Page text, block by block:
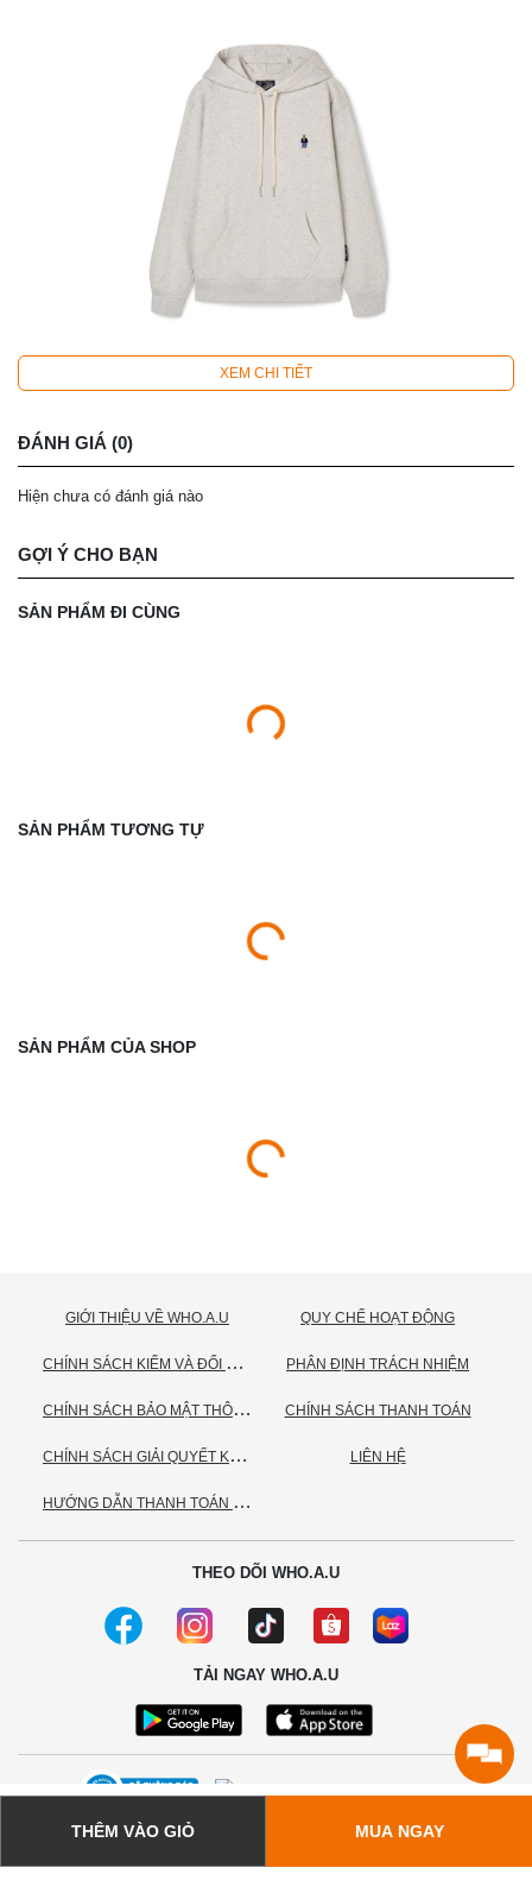
XEM CHI TIẾT
ĐÁNH GIÁ (0)
Hiện chưa có đánh giá nào
GỢI Ý CHO BẠN
SẢN PHẨM ĐI CÙNG
SẢN PHẨM TƯƠNG TỰ
SẢN PHẨM CỦA SHOP
THÊM VÀO GIỎ MUA NGAY
GIỚI THIỆU VỀ WHO.A.U
C
HÍNH SÁCH KIỂM VÀ ĐỔI TRẢ HÀNG
C
HÍNH SÁCH BẢO MẬT THÔNG TIN CÁ NHÂN
C
HÍNH SÁCH GIẢI QUYẾT KHIẾU NẠI
H
ƯỚNG DẪN THANH TOÁN VNPAY
QUY CHẾ HOẠT ĐỘNG
PHÂN ĐỊNH TRÁCH NHIỆM
CHÍNH SÁCH THANH TOÁN
LIÊN HỆ
THEO DÕI WHO.A.U
TẢI NGAY WHO.A.U
© 2020 - Bản quyền thuộc về Công ty TNHH TC Commerce